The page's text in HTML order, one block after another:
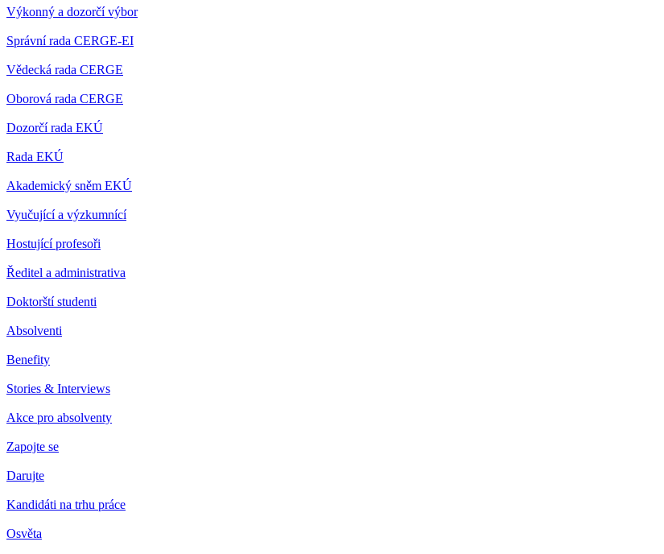
Výkonný a dozorčí výbor
Správní rada CERGE-EI
Vědecká rada CERGE
Oborová rada CERGE
Dozorčí rada EKÚ
Rada EKÚ
Akademický sněm EKÚ
Vyučující a výzkumnící
Hostující profesoři
Ředitel a administrativa
Doktorští studenti
Absolventi
Benefity
Stories & Interviews
Akce pro absolventy
Zapojte se
Darujte
Kandidáti na trhu práce
Osvěta